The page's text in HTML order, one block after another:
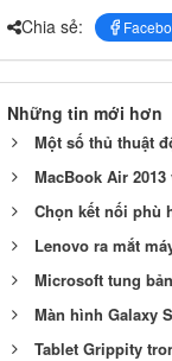
Chia sẻ:
Những tin mới hơn
Một số thủ thuật
MacBook Air
Chọn kết nối phù
Lenovo ra mắt
Microsoft tung
Màn hình Galaxy
Tablet Grippity